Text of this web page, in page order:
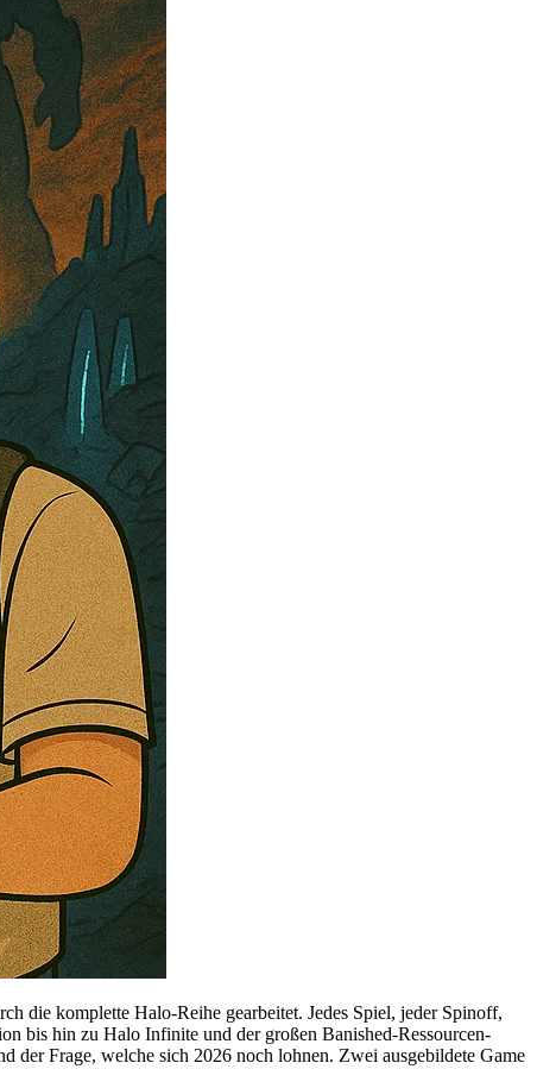
die komplette Halo-Reihe gearbeitet. Jedes Spiel, jeder Spinoff,
bis hin zu Halo Infinite und der großen Banished-Ressourcen-
der Frage, welche sich 2026 noch lohnen. Zwei ausgebildete Game